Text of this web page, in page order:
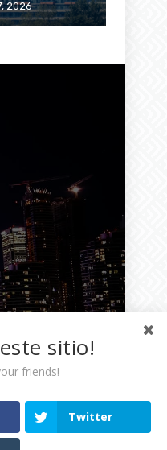
2026
sitio!
friends!
Twitter